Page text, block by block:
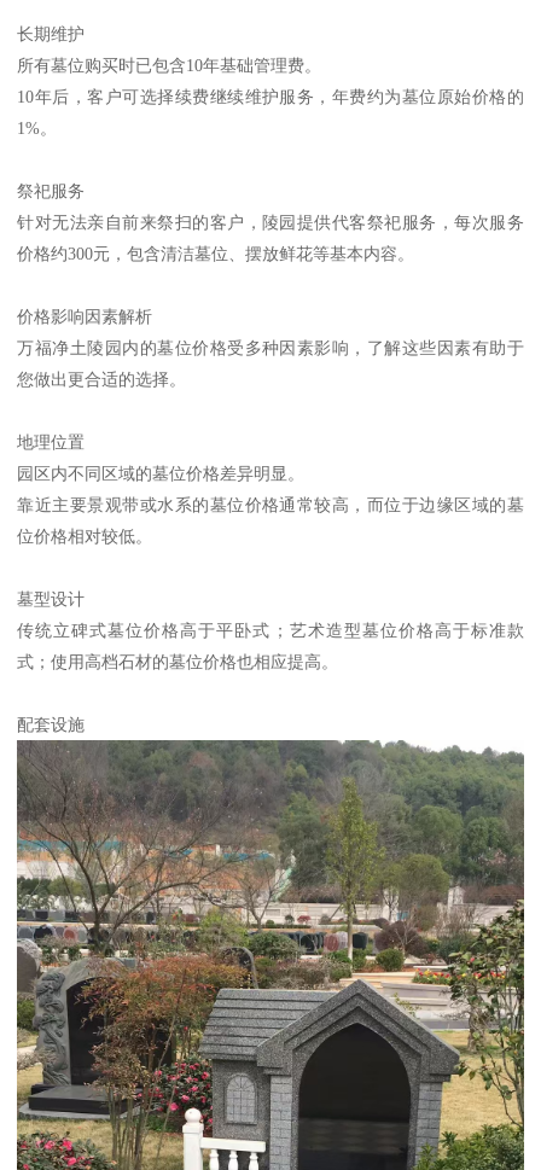
长期维护
所有墓位购买时已包含10年基础管理费。
10年后，客户可选择续费继续维护服务，年费约为墓位原始价格的
1%。
祭祀服务
针对无法亲自前来祭扫的客户，陵园提供代客祭祀服务，每次服务
价格约300元，包含清洁墓位、摆放鲜花等基本内容。
价格影响因素解析
万福净土陵园内的墓位价格受多种因素影响，了解这些因素有助于
您做出更合适的选择。
地理位置
园区内不同区域的墓位价格差异明显。
靠近主要景观带或水系的墓位价格通常较高，而位于边缘区域的墓
位价格相对较低。
墓型设计
传统立碑式墓位价格高于平卧式；艺术造型墓位价格高于标准款
式；使用高档石材的墓位价格也相应提高。
配套设施